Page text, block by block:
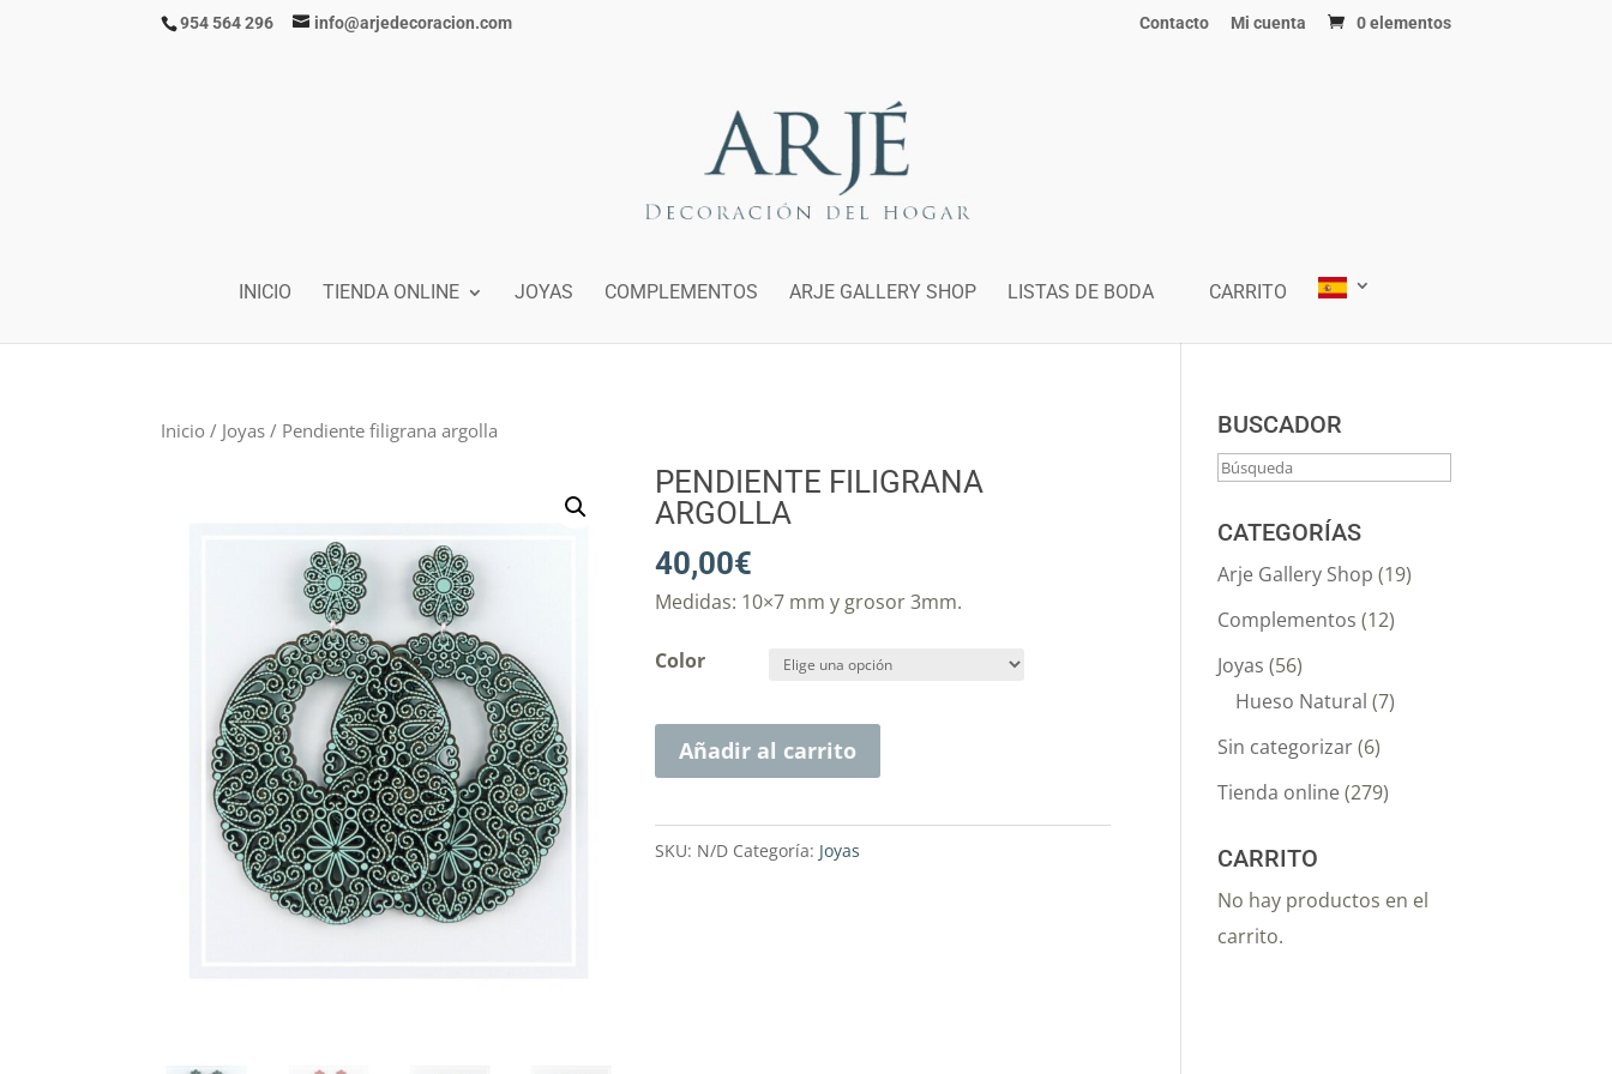
954 564 296 info@arjedecoracion.com Contacto Mi cuenta 0 elementos
INICIO TIENDA ONLINE JOYAS COMPLEMENTOS ARJE GALLERY SHOP LISTAS DE BODA CARRITO
Inicio / Joyas / Pendiente filigrana argolla
PENDIENTE FILIGRANA
ARGOLLA
40,00€
Medidas: 10×7 mm y grosor 3mm.
Color
Añadir al carrito
SKU: N/D Categoría: Joyas
BUSCADOR
CATEGORÍAS
Arje Gallery Shop (19)
Complementos (12)
Joyas (56)
Hueso Natural (7)
Sin categorizar(6)
Tienda online(279)
CARRITO
No hay productos en el
carrito.